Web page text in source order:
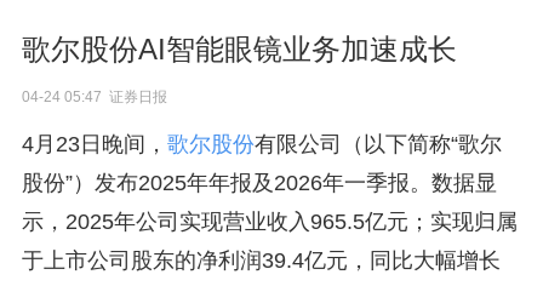
歌尔股份AI智能眼镜业务加速成长
04-24 05:47 证券日报
4月23日晚间， 歌尔股份有限公司（以下简称“歌尔
股份”）发布2025年年报及2026年一季报。数据显
示，2025年公司实现营业收入965.5亿元；实现归属
于上市公司股东的净利润39.4亿元，同比大幅增长